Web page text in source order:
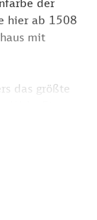
hier ab 1508
mit
das größte
Welt. Eine
Wirken
Umbrüchen
die 10-
Bibel sowie
erhaltene